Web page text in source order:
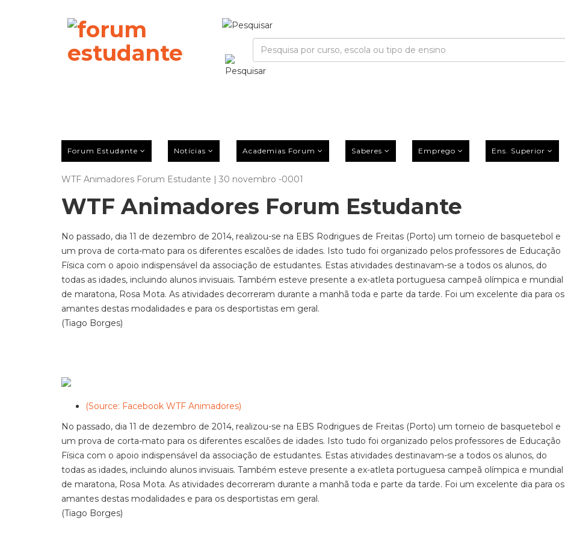
Forum Estudante Notícias Academias Forum Saberes Emprego Ens. Superior
WTF Animadores Forum Estudante | 30 novembro -0001
WTF Animadores Forum Estudante
No passado, dia 11 de dezembro de 2014, realizou-se na EBS Rodrigues de Freitas (Porto) um torneio de basquetebol e
um prova de corta-mato para os diferentes escalões de idades. Isto tudo foi organizado pelos professores de Educação
Física com o apoio indispensável da associação de estudantes. Estas atividades destinavam-se a todos os alunos, do
todas as idades, incluindo alunos invisuais. Também esteve presente a ex-atleta portuguesa campeã olímpica e mundial
de maratona, Rosa Mota. As atividades decorreram durante a manhã toda e parte da tarde. Foi um excelente dia para os
amantes destas modalidades e para os desportistas em geral.
(Tiago Borges)
(Source: Facebook WTF Animadores)
No passado, dia 11 de dezembro de 2014, realizou-se na EBS Rodrigues de Freitas (Porto) um torneio de basquetebol e
um prova de corta-mato para os diferentes escalões de idades. Isto tudo foi organizado pelos professores de Educação
Física com o apoio indispensável da associação de estudantes. Estas atividades destinavam-se a todos os alunos, do
todas as idades, incluindo alunos invisuais. Também esteve presente a ex-atleta portuguesa campeã olímpica e mundial
de maratona, Rosa Mota. As atividades decorreram durante a manhã toda e parte da tarde. Foi um excelente dia para os
amantes destas modalidades e para os desportistas em geral.
(Tiago Borges)